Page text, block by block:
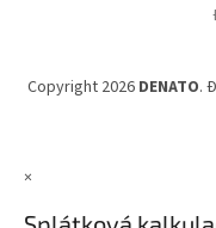
Copyright 2026 DENATO.
×